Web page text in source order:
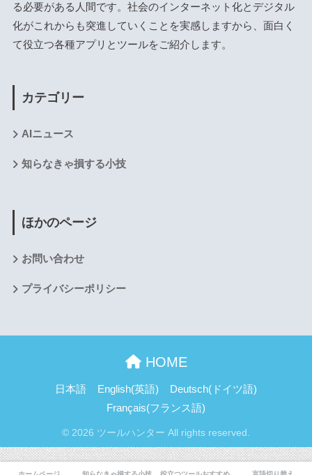
る必要がある人間です。社会のインターネット化とデジタル
化がこれからも突進していくことを実感しますから、面白く
て役立つ各種アプリとツールをご紹介します。
カテゴリー
AIニュース
知らなきゃ損する小技
ほかのページ
お問い合わせ
プライバシーポリシー
HOME
日本語 English(英語) Deutsch( ドイツ語)
Français(フランス語)
© 2026 ツールハンター All rights reserved.